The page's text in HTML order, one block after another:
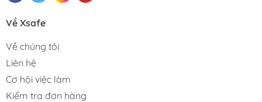
Về Xsafe
Về chúng tôi
Liên hệ
Cơ hội việc làm
Kiểm tra đơn hàng